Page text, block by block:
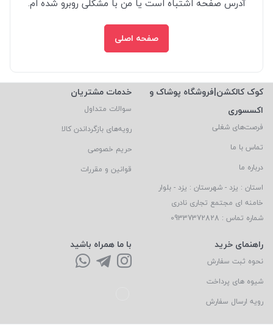
صفحه اصلی
کوک کالکشن|فروشگاه پوشاک و
اکسسوری
فرصت‌های شغلی
تماس با ما
درباره ما
استان : یزد - شهرستان : یزد - بلوار
خامنه ای مجتمع تجاری نادری
شماره تماس : 09337372828
خدمات مشتریان
سوالات متداول
رویه‌های بازگرداندن کالا
حریم خصوصی
قوانین و مقررات
راهنمای خرید
نحوه ثبت سفارش
شیوه های پرداخت
رویه ارسال سفارش
با ما همراه باشید